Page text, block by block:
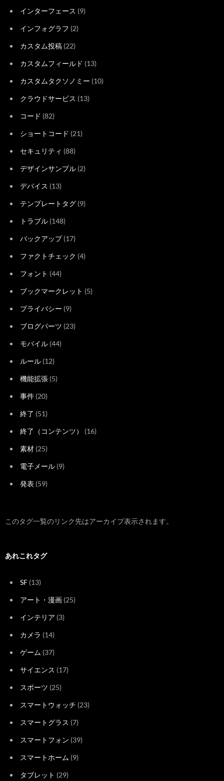
インターフェース (9)
インフォグラフ (2)
カスタム投稿 (22)
カスタムフィールド (13)
カスタムタクソノミー (10)
クラウドサービス (13)
コード (82)
ショートコード (21)
セキュリティ (88)
デザインサンプル (2)
デバイス (13)
テンプレートタグ (9)
トラブル (148)
バックアップ(17)
ファクトチェック (4)
フォント (44)
ブックマークレット (5)
プライバシー (9)
ブログパーツ (23)
モバイル (44)
ルール (12)
機能拡張 (5)
事件 (20)
終了 (51)
終了（コンテンツ） (16)
素材 (25)
電子メール (9)
発表 (59)
このタグ一覧のリンク先はアーカイブ表示されます。
あれこれタグ
SF (13)
アート・漫画 (25)
インテリア (3)
カメラ (14)
ゲーム (37)
サイエンス (17)
スポーツ (25)
スマートウォッチ (23)
スマートグラス (7)
スマートフォン (39)
スマートホーム (9)
タブレット (29)